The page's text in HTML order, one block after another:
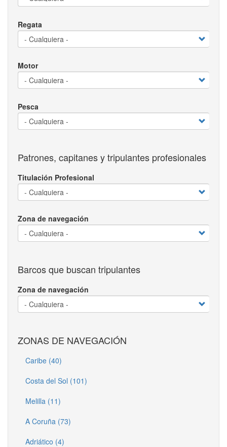
Regata
Motor
Pesca
Patrones, capitanes y tripulantes profesionales
Titulación Profesional
Zona de navegación
Barcos que buscan tripulantes
Zona de navegación
ZONAS DE NAVEGACIÓN
Caribe (40)
Costa del Sol (101)
Melilla (11)
A Coruña (73)
Adriático (4)